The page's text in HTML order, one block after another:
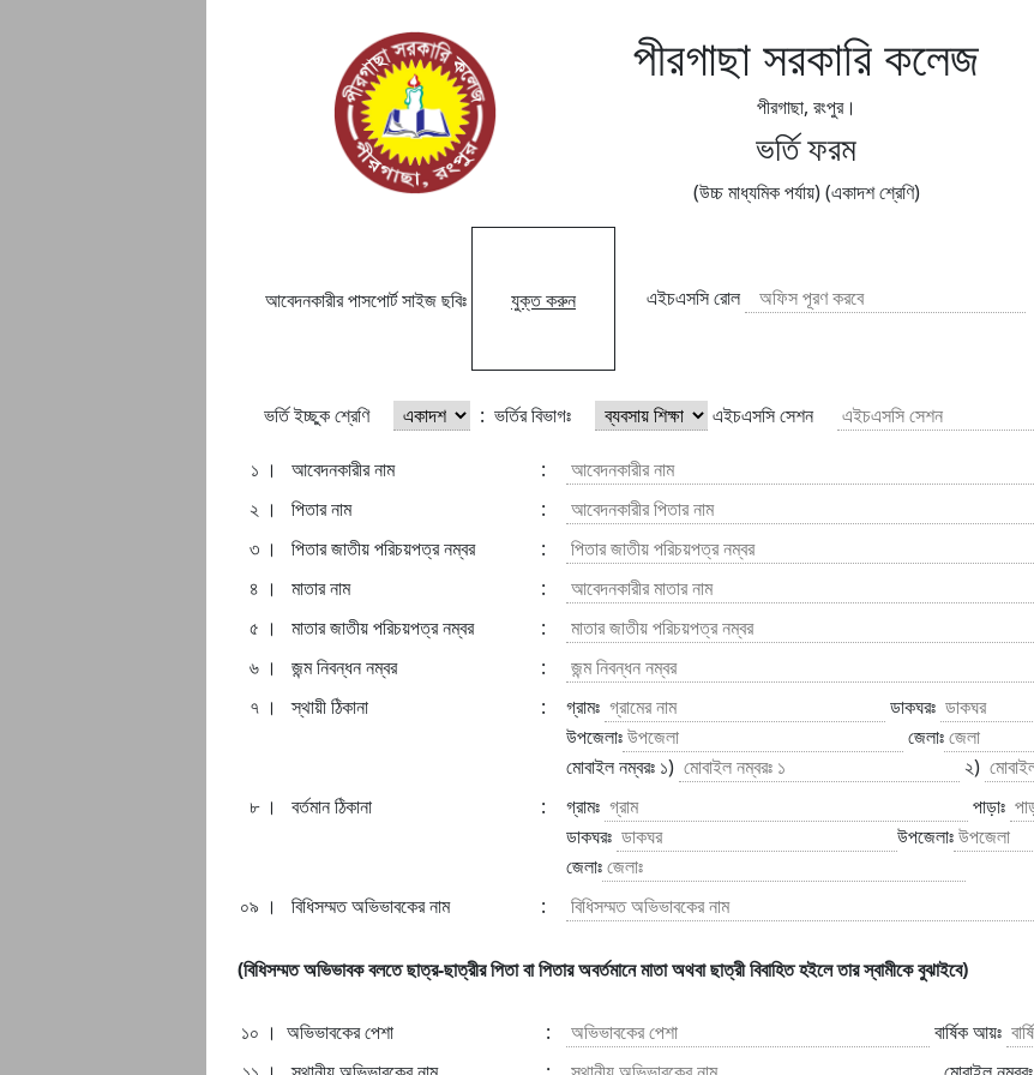
পীরগাছা সরকারি কলেজ
পীরগাছা, রংপুর।
ভর্তি ফরম
(উচ্চ মাধ্যমিক পর্যায়) (একাদশ শ্রেণি)
আবেদনকারীর পাসপোর্ট সাইজ ছবিঃ যুক্ত করুন এইচএসসি রোল
ভর্তি ইচ্ছুক শ্রেণি : ভর্তির বিভাগঃ এইচএসসি সেশন
১ । আবেদনকারীর নাম
:
২ ।
পিতার নাম
:
৩ ।
পিতার জাতীয় পরিচয়পত্র নম্বর
:
৪ ।
মাতার নাম
:
৫ ।
মাতার জাতীয় পরিচয়পত্র নম্বর
:
৬ ।
জন্ম নিবন্ধন নম্বর
:
৭ ।
স্থায়ী ঠিকানা : গ্রামঃ
ডাকঘরঃ
উপজেলাঃ
জেলাঃ
মোবাইল নম্বরঃ ১)
২)
৮ ।
বর্তমান ঠিকানা : গ্রামঃ
পাড়াঃ
ডাকঘরঃ
উপজেলাঃ
জেলাঃ
০৯ ।
বিধিসম্মত অভিভাবকের নাম :
(বিধিসম্মত অভিভাবক বলতে ছাত্র-ছাত্রীর পিতা বা পিতার অবর্তমানে মাতা অথবা ছাত্রী বিবাহিত হইলে তার স্বামীকে বুঝাইবে)
১০ । অভিভাবকের পেশা : বার্ষিক আয়ঃ